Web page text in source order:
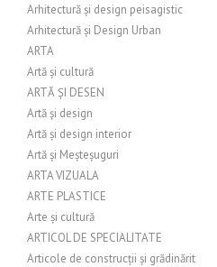
Arhitectură și design peisagistic
Arhitectură și Design Urban
ARTA
Artă și cultură
ARTĂ ȘI DESEN
Artă și design
Artă și design interior
Artă și Meșteșuguri
ARTA VIZUALA
ARTE PLASTICE
Arte și cultură
ARTICOL DE SPECIALITATE
Articole de construcții și grădinărit